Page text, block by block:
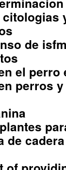
de
el perro
perros
de cadera